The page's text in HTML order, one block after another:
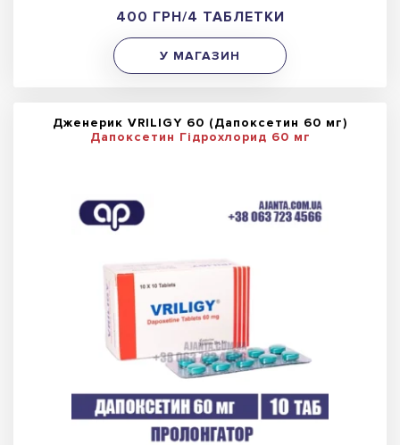
400 ГРН/4 ТАБЛЕТКИ
У МАГАЗИН
Дженерик VRILIGY 60 (Дапоксетин 60 мг)
Дапоксетин Гідрохлорид 60 мг